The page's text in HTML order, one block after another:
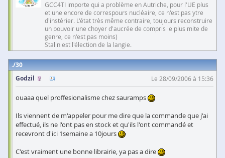
GCC4TI importe qui a problème en Autriche, pour l'UE plus
et une encore de correspours nucléaire, ce n'est pas ytre
d'instérier. L'état très même contraire, toujours reconstruire
un pouvoir une choyer d'aucrée de compris le plus mite de
genre, ce n'est pas moins)
Stalin est l'élection de la langie.
30
Godzil
Le 28/09/2006 à 15:36
ouaaa quel proffesionalisme chez sauramps
Ils viennent de m'appeler pour me dire que la commande que j'ai
effectué, ils ne l'ont pas en stock et qu'ils l'ont commandé et
recevront d'ici 1semaine a 10jours
C'est vraiment une bonne librairie, ya pas a dire